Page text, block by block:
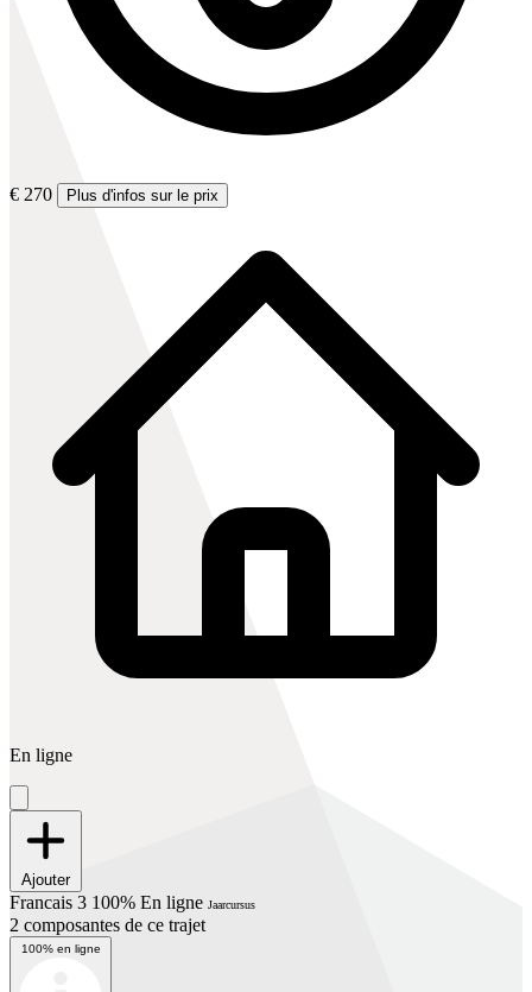
€ 270 Plus d'infos sur le prix
En ligne
Ajouter
Francais 3 100% En ligne Jaarcursus
2 composantes de ce trajet
100% en ligne